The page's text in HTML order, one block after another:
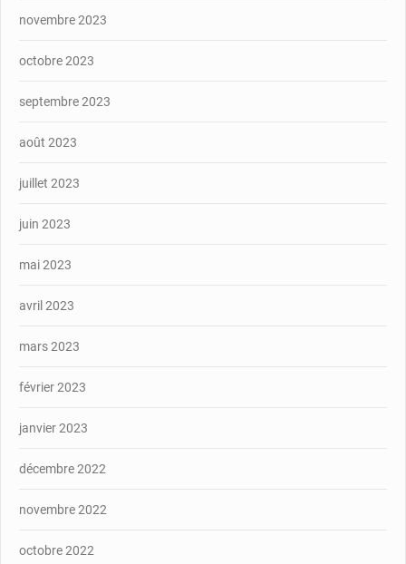
novembre 2023
octobre 2023
septembre 2023
août 2023
juillet 2023
juin 2023
mai 2023
avril 2023
mars 2023
février 2023
janvier 2023
décembre 2022
novembre 2022
octobre 2022